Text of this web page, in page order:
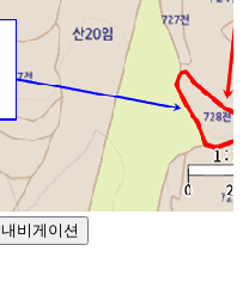
내비게이션